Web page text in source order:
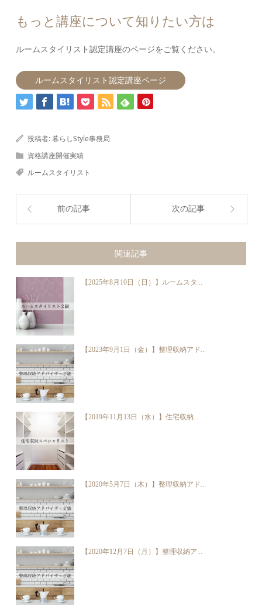
もっと講座について知りたい方は
ルームスタイリスト認定講座のページをご覧ください。
ルームスタイリスト認定講座ページ
投稿者:暮らしStyle事務局
資格講座開催実績
ルームスタイリスト
前の記事 次の記事
関連記事
【2025年8月10日（日）】ルームスタ...
【2023年9月1日（金）】整理収納アド...
【2019年11月13日（水）】住宅収納...
【2020年5月7日（木）】整理収納アド...
【2020年12月7日（月）】整理収納ア...